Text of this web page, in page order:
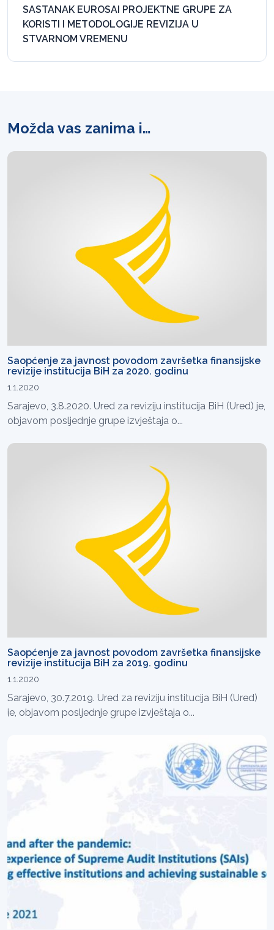
SASTANAK EUROSAI PROJEKTNE GRUPE ZA
KORISTI I METODOLOGIJE REVIZIJA U
STVARNOM VREMENU
Možda vas zanima i…
Saopćenje za javnost povodom završetka finansijske
revizije institucija BiH za 2020. godinu
1.1.2020
Sarajevo, 3.8.2020. Ured za reviziju institucija BiH (Ured) je,
objavom posljednje grupe izvještaja o...
Saopćenje za javnost povodom završetka finansijske
revizije institucija BiH za 2019. godinu
1.1.2020
Sarajevo, 30.7.2019. Ured za reviziju institucija BiH (Ured)
je, objavom posljednje grupe izvještaja o...